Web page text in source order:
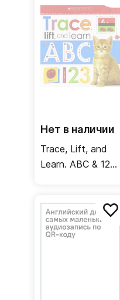
Нет в наличии
Trace, Lift, and
Learn. ABC & 123